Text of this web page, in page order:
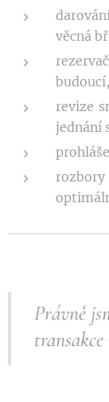
věcná
revize
jednání
Právně